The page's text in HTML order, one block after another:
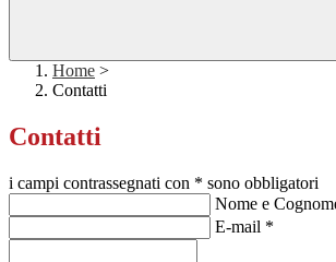
Home >
Contatti
Contatti
i campi contrassegnati con * sono obbligatori
Nome e
E-mail *